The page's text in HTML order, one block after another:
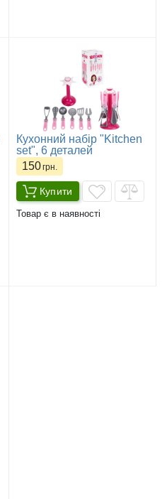
Кухонний набір "Kitchen
set", 6 деталей
150грн.
Купити
Товар є в наявності